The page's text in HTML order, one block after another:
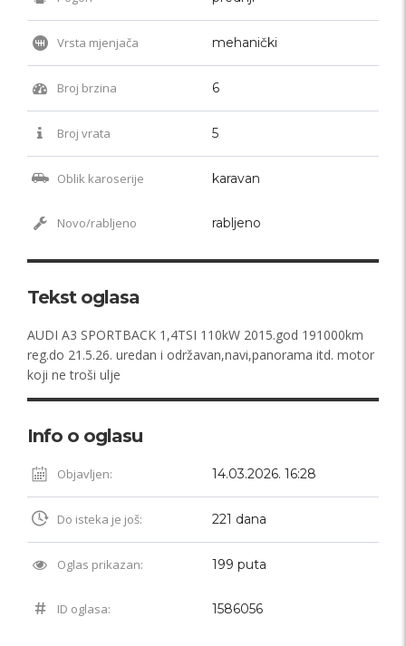
Vrsta mjenjača mehanički
Broj brzina 6
Broj vrata 5
Oblik karoserije karavan
Novo/rabljeno rabljeno
Tekst oglasa
AUDI A3 SPORTBACK 1,4TSI 110kW 2015.god 191000km
reg.do 21.5.26. uredan i održavan,navi,panorama itd. motor
koji ne troši ulje
Info o oglasu
Objavljen: 14.03.2026. 16:28
Do isteka je još: 221 dana
Oglas prikazan: 199 puta
ID oglasa: 1586056